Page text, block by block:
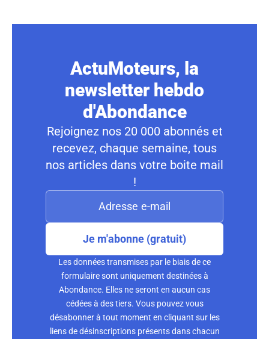
ActuMoteurs, la
newsletter hebdo
d'Abondance
Rejoignez nos 20 000 abonnés et
recevez, chaque semaine, tous
nos articles dans votre boite mail
!
Je m'abonne (gratuit)
Les données transmises par le biais de ce
formulaire sont uniquement destinées à
Abondance. Elles ne seront en aucun cas
cédées à des tiers. Vous pouvez vous
désabonner à tout moment en cliquant sur les
liens de désinscriptions présents dans chacun